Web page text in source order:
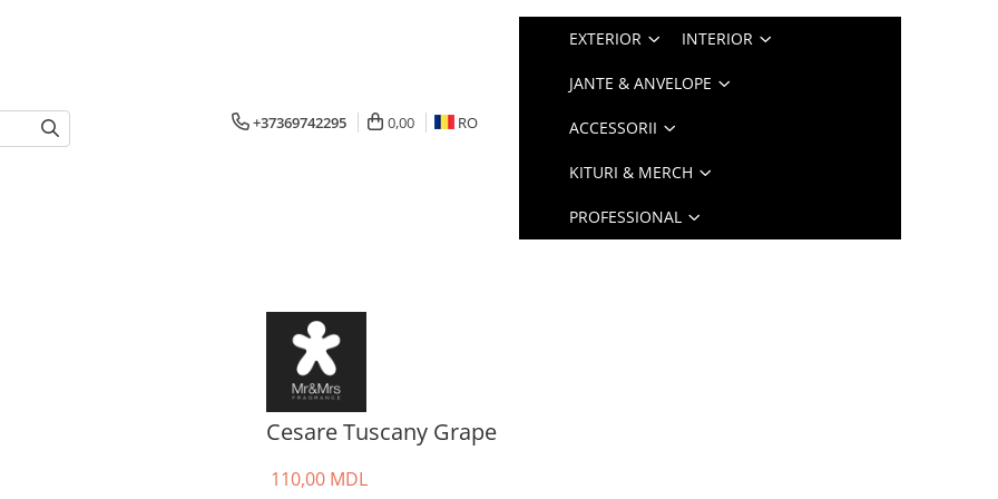
+37369742295 0,00 RO
EXTERIOR INTERIOR
JANTE & ANVELOPE
ACCESSORII
KITURI & MERCH
PROFESSIONAL
Cesare Tuscany Grape
110,00 MDL